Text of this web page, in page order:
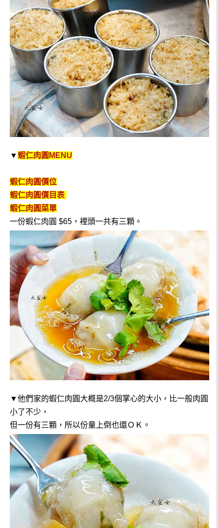
▼蝦仁肉圓 MENU
蝦仁肉圓價位
蝦仁肉圓價 目表
蝦仁肉圓菜單
一份蝦仁肉圓 $65，裡頭一共有三顆。
▼他們家的蝦仁肉圓大概是2/3個掌心的大小，比一般肉圓
小了不少，
但一份有三顆，所以份量上倒也還ＯＫ。